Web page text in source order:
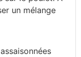
un mélange